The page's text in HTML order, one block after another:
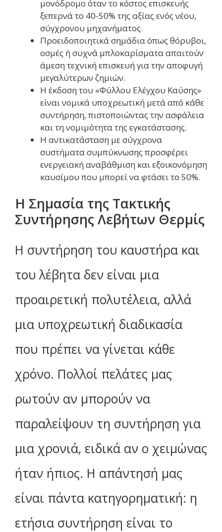
μονόδρομο όταν το κόστος επισκευής
ξεπερνά το 40-50% της αξίας ενός νέου,
σύγχρονου μηχανήματος.
Προειδοποιητικά σημάδια όπως θόρυβοι,
οσμές ή συχνά μπλοκαρίσματα απαιτούν
άμεση τεχνική επισκευή για την αποφυγή
μεγαλύτερων ζημιών.
Η έκδοση του «Φύλλου Ελέγχου Καύσης»
είναι νομικά υποχρεωτική μετά από κάθε
συντήρηση, πιστοποιώντας την ασφάλεια
και τη νομιμότητα της εγκατάστασης.
Η αντικατάσταση με σύγχρονα
συστήματα συμπύκνωσης προσφέρει
ενεργειακή αναβάθμιση και εξοικονόμηση
καυσίμου που μπορεί να φτάσει το 50%.
Η Σημασία της Τακτικής
Συντήρησης Λεβήτων Θερμίς
Η συντήρηση του καυστήρα και
του λέβητα δεν είναι μια
προαιρετική πολυτέλεια, αλλά
μια υποχρεωτική διαδικασία
που πρέπει να γίνεται κάθε
χρόνο. Πολλοί πελάτες μας
ρωτούν αν μπορούν να
παραλείψουν τη συντήρηση για
μια χρονιά, ειδικά αν ο χειμώνας
ήταν ήπιος. Η απάντησή μας
είναι πάντα κατηγορηματική: η
ετήσια συντήρηση είναι το